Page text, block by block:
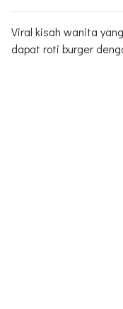
Viral kisah wanita
dapat roti burger